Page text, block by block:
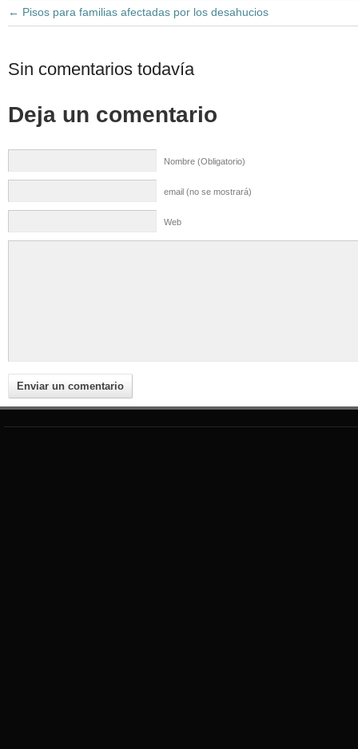
← Pisos para familias afectadas por los desahucios
Sin comentarios todavía
Deja un comentario
Nombre (Obligatorio)
email (no se mostrará)
Web